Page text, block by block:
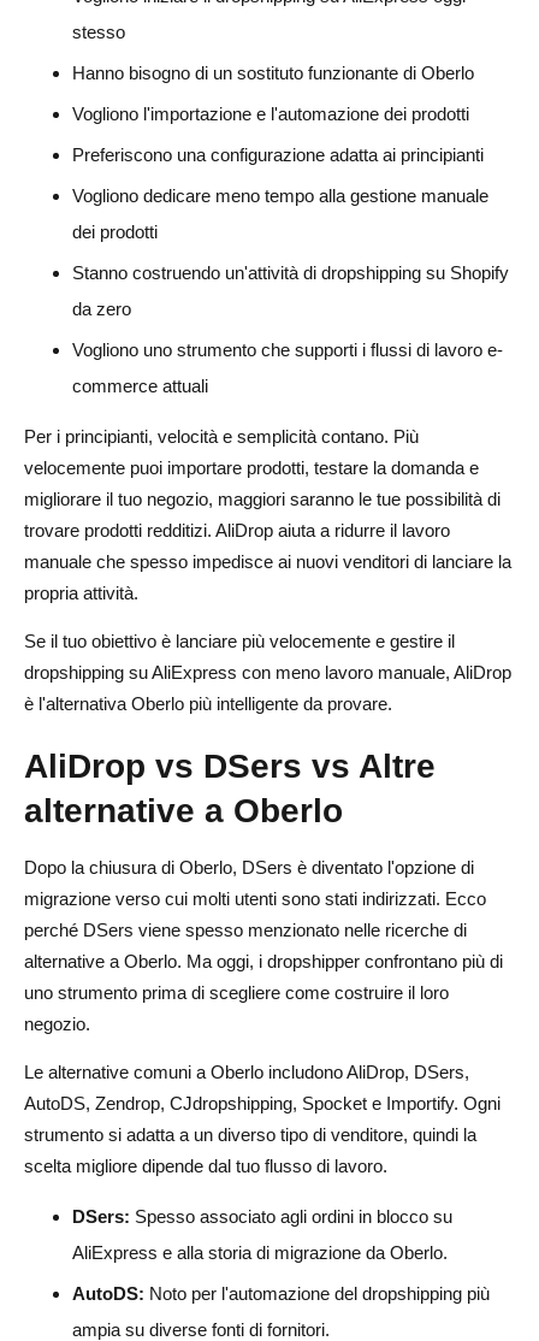
stesso
Hanno bisogno di un sostituto funzionante di Oberlo
Vogliono l'importazione e l'automazione dei prodotti
Preferiscono una configurazione adatta ai principianti
Vogliono dedicare meno tempo alla gestione manuale
dei prodotti
Stanno costruendo un'attività di dropshipping su Shopify
da zero
Vogliono uno strumento che supporti i flussi di lavoro e-
commerce attuali
Per i principianti, velocità e semplicità contano. Più
velocemente puoi importare prodotti, testare la domanda e
migliorare il tuo negozio, maggiori saranno le tue possibilità di
trovare prodotti redditizi. AliDrop aiuta a ridurre il lavoro
manuale che spesso impedisce ai nuovi venditori di lanciare la
propria attività.
Se il tuo obiettivo è lanciare più velocemente e gestire il
dropshipping su AliExpress con meno lavoro manuale, AliDrop
è l'alternativa Oberlo più intelligente da provare.
AliDrop vs DSers vs Altre
alternative a Oberlo
Dopo la chiusura di Oberlo, DSers è diventato l'opzione di
migrazione verso cui molti utenti sono stati indirizzati. Ecco
perché DSers viene spesso menzionato nelle ricerche di
alternative a Oberlo. Ma oggi, i dropshipper confrontano più di
uno strumento prima di scegliere come costruire il loro
negozio.
Le alternative comuni a Oberlo includono AliDrop, DSers,
AutoDS, Zendrop, CJdropshipping, Spocket e Importify. Ogni
strumento si adatta a un diverso tipo di venditore, quindi la
scelta migliore dipende dal tuo flusso di lavoro.
DSers: Spesso associato agli ordini in blocco su
AliExpress e alla storia di migrazione da Oberlo.
AutoDS: Noto per l'automazione del dropshipping più
ampia su diverse fonti di fornitori.